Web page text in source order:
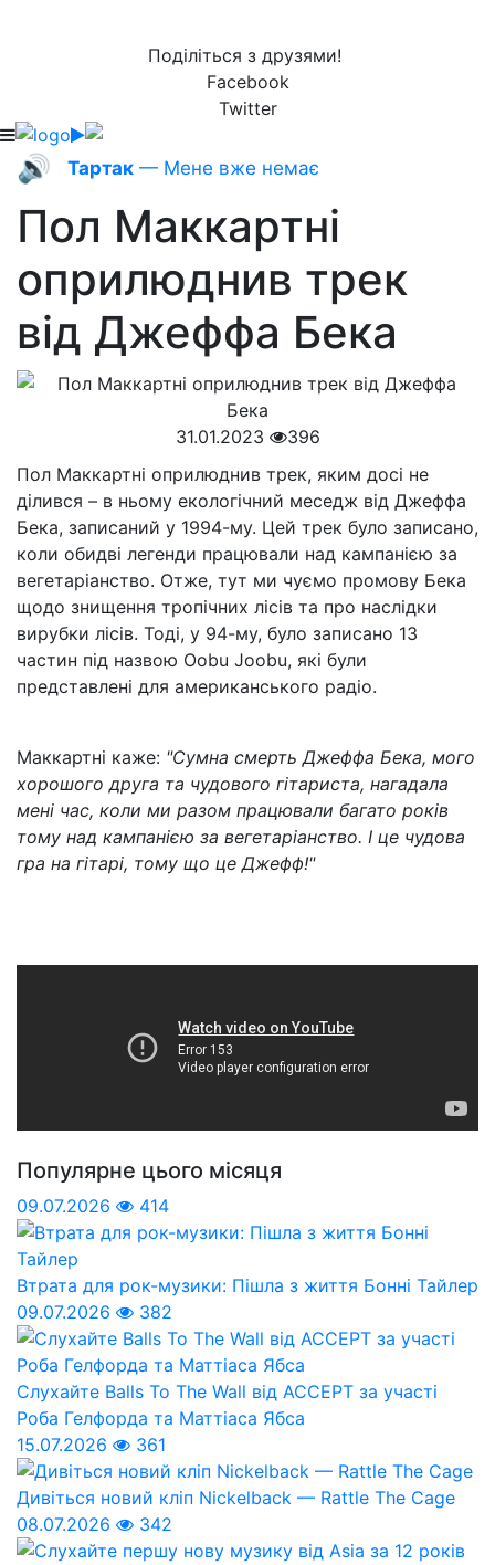
Поділіться з друзями!
Facebook
Twitter
🔊 Тартак — Мене вже немає
Пол Маккартні
оприлюднив трек
від Джеффа Бека
31.01.2023
396
Пол Маккартні оприлюднив трек, яким досі не
ділився – в ньому екологічний меседж від Джеффа
Бека, записаний у 1994-му. Цей трек було записано,
коли обидві легенди працювали над кампанією за
вегетаріанство. Отже, тут ми чуємо промову Бека
щодо знищення тропічних лісів та про наслідки
вирубки лісів. Тоді, у 94-му, було записано 13
частин під назвою Oobu Joobu, які були
представлені для американського радіо.
Маккартні каже: "Сумна смерть Джеффа Бека, мого
хорошого друга та чудового гітариста, нагадала
мені час, коли ми разом працювали багато років
тому над кампанією за вегетаріанство. І це чудова
гра на гітарі, тому що це Джефф!"
Популярне цього місяця
09.07.2026 414
Втрата для рок-музики: Пішла з життя Бонні Тайлер
09.07.2026
382
Слухайте Balls To The Wall від ACCEPT за участі
Роба Гелфорда та Маттіаса Ябса
15.07.2026
361
Дивіться новий кліп Nickelback — Rattle The Cage
08.07.2026
342